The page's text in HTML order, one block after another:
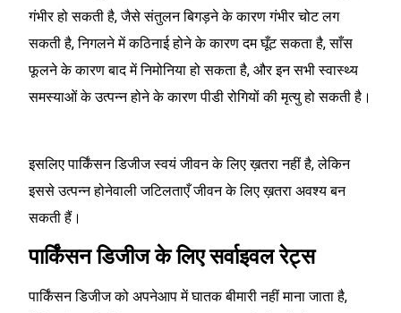
गंभीर हो सकती है, जैसे संतुलन बिगड़ने के कारण गंभीर चोट लग
सकती है, निगलने में कठिनाई होने के कारण दम घूँट सकता है, साँस
फूलने के कारण बाद में निमोनिया हो सकता है, और इन सभी स्वास्थ्य
समस्याओं के उत्पन्न होने के कारण पीडी रोगियों की मृत्यु हो सकती है।
इसलिए पार्किंसन डिजीज स्वयं जीवन के लिए ख़तरा नहीं है, लेकिन
इससे उत्पन्न होनेवाली जटिलताएँ जीवन के लिए ख़तरा अवश्य बन
सकती हैं।
पार्किंसन डिजीज के लिए सर्वाइवल रेट्स
पार्किंसन डिजीज को अपनेआप में घातक बीमारी नहीं माना जाता है,